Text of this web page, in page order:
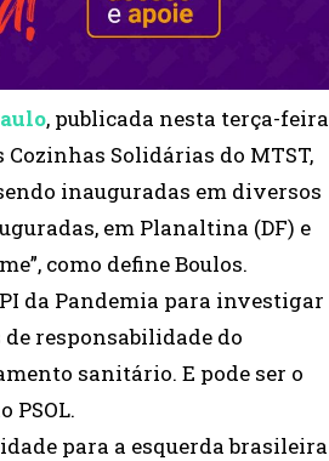
, publicada nesta terça-feira
Solidárias do MTST,
inauguradas em diversos
em Planaltina (DF) e
como define Boulos.
da Pandemia para investigar
responsabilidade do
sanitário. E pode ser o
PSOL.
para a esquerda brasileira